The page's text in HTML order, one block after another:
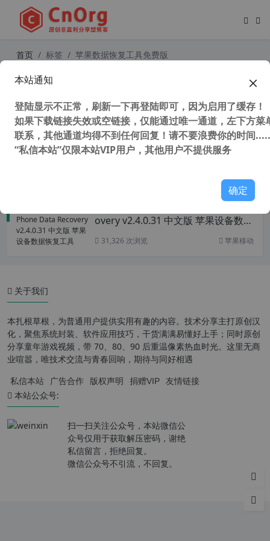
首页 标签 苹果数据恢复工具免费版
件
overy v2.4.0.31 中文版 苹果设备数据
31,326 次浏览 苹果移动
关于我们
本扎根草根，为普通用户提供实用有趣的内容。技术分享主打原创汉
化，聚焦系统封装、软件应用技巧，干货满满易懂好上手；同时原创
分享童年游戏视频，带 70、80、90 后重温像素热血时光。这里无商
业喧嚣，唯技术交流与青春回响，期待与同好相遇
私信本站 广告合作 版权声明 捐赠VIP 友情链接
本站公众号:
扫一扫关注公众号，本站微信公
众号仅用于获取解压密码，谢绝
私信留言，拒绝回复。
微信公众号不引流，不回复。
本站通知
登陆显示不正常，刷新一下再登陆即可，因为启用了缓存！
如果下载链接失效或空链接，仅能通过唯一通道，左下方菜
联系，其他通道均得不到任何回复！请不要浪费你的时间
“私信本站”仅限本站VIP用户，其他用户不提供服务
确定